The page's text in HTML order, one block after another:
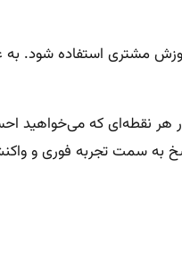
مشتری استفاده شود.
به سمت تجربه فوری و